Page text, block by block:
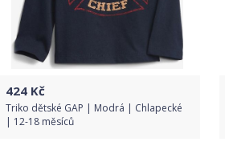
424 Kč
Triko dětské GAP | Modrá | Chlapecké
| 12-18 měsíců